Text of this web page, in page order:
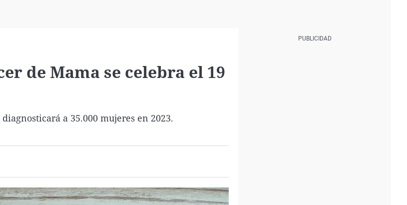
de Mama se celebra el 19
a 35.000 mujeres en 2023.